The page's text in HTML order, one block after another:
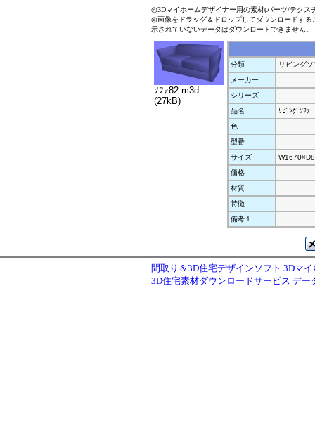
◎3Dマイホームデザイナー用の素材(パーツ/テクス
◎画像をドラッグ＆ドロップしてダウンロードす
示されていないデータはダウンロードできません。
ｿﾌｧ82.m3d
(27kB)
分類
リビング
メーカー
シリーズ
品名
ﾘﾋﾞﾝｸﾞｿﾌｧ
色
型番
サイズ
価格
材質
特徴
備考１
間取り＆3D住宅デザインソフト 3Dマ
3D住宅素材ダウンロードサービス デー